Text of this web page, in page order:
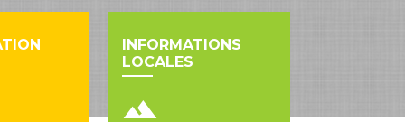
INFORMATIONS
LOCALES
landscape